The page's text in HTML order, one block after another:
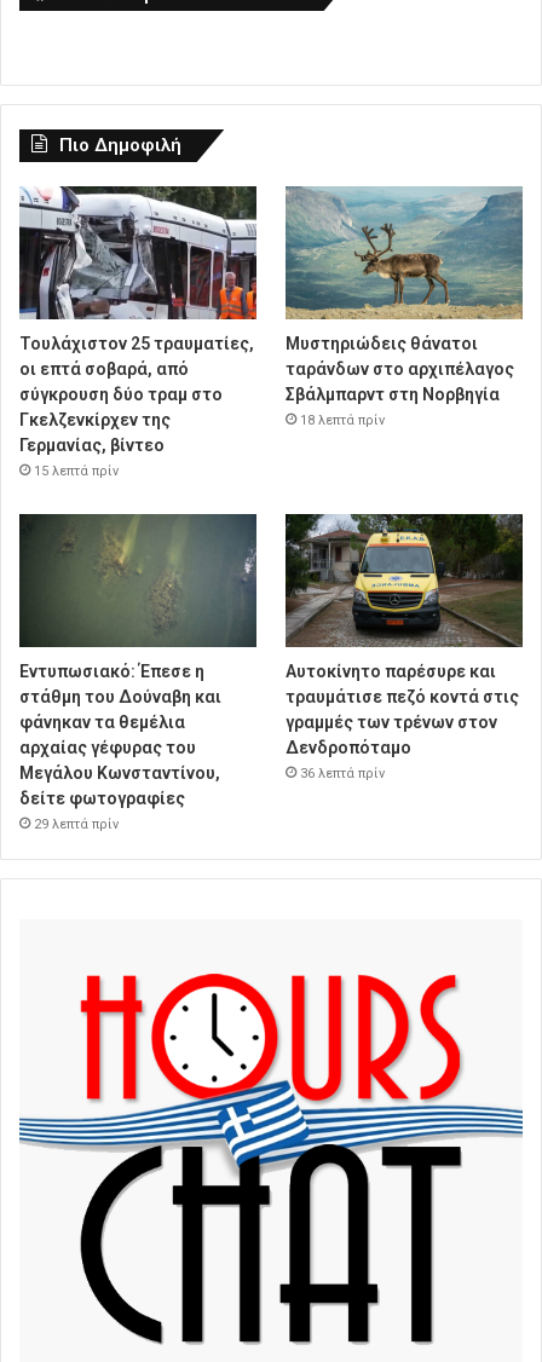
Πιο Δημοφιλή
Τουλάχιστον 25 τραυματίες,
οι επτά σοβαρά, από
σύγκρουση δύο τραμ στο
Γκελζενκίρχεν της
Γερμανίας, βίντεο
15 λεπτά πρίν
Μυστηριώδεις θάνατοι
ταράνδων στο αρχιπέλαγος
Σβάλμπαρντ στη Νορβηγία
18 λεπτά πρίν
Εντυπωσιακό: Έπεσε η
στάθμη του Δούναβη και
φάνηκαν τα θεμέλια
αρχαίας γέφυρας του
Μεγάλου Κωνσταντίνου,
δείτε φωτογραφίες
29 λεπτά πρίν
Αυτοκίνητο παρέσυρε και
τραυμάτισε πεζό κοντά στις
γραμμές των τρένων στον
Δενδροπόταμο
36 λεπτά πρίν